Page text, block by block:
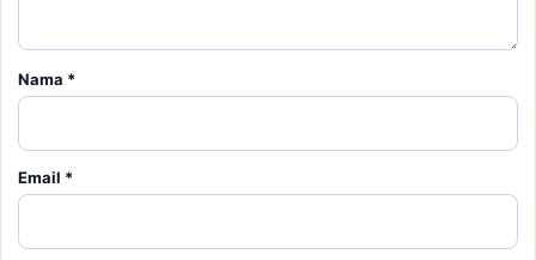
Nama *
Email *